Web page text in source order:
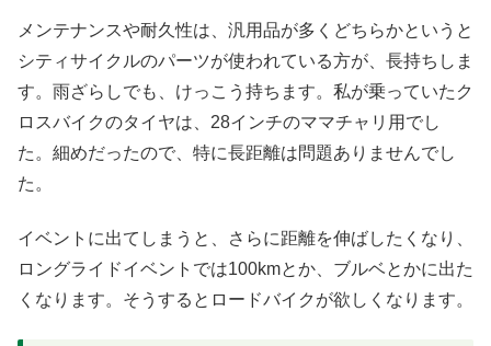
メンテナンスや耐久性は、汎用品が多くどちらかというと
シティサイクルのパーツが使われている方が、長持ちしま
す。雨ざらしでも、けっこう持ちます。私が乗っていたク
ロスバイクのタイヤは、28インチのママチャリ用でし
た。細めだったので、特に長距離は問題ありませんでし
た。
イベントに出てしまうと、さらに距離を伸ばしたくなり、
ロングライドイベントでは100kmとか、ブルベとかに出た
くなります。そうするとロードバイクが欲しくなります。